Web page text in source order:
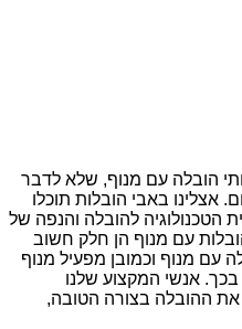
הובלה עם מנוף, שלא לדבר
אצלינו באבי הובלות תוכלו
להובלה והנפה של
עם מנוף הן חלק חשוב
עם מנוף וכמובן מפעיל מנוף
בכך. אנשי המקצוע שלנו
את ההובלה בצורה הטובה,